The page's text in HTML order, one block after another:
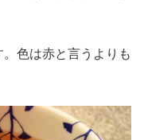
色は赤と言うよりも